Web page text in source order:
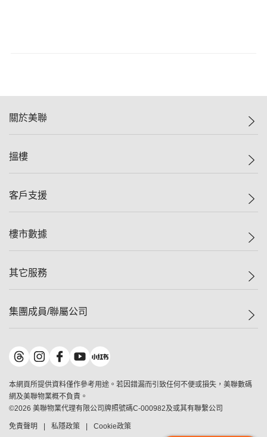
關於美聯
美聯集團
人才招募
搵樓
一手新盤
減價
美聯豪宅
獨家樓盤
租盤
客戶支援
自助放盤
查詢熱線
按揭計算機
負擔能力計算機
轉按計算機
繳款方式
樓市數據
樓價指數
歷史成交
屋苑成交排行榜
地區百科
其它服務
屋苑專頁
美聯精英會
美善會
地產代理管理協會
申報已遞交的購樓意向登記
集團成員/聯屬公司
美聯物業
鋑聯控股*
美聯工商舖*
美聯中國
美聯澳門
美聯金融集團
本網頁所提供資料僅作參考用途。若因錯漏而引致任何不便或損失，美聯數碼
網及美聯物業概不負責。
©2026 美聯物業代理有限公司牌照號碼C-000982及或其有聯繫公司
免責聲明 私隱政策 Cookie政策